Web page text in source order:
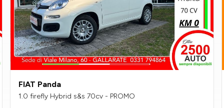
FIAT Panda
1.0 firefly Hybrid s&s 70cv - PROMO